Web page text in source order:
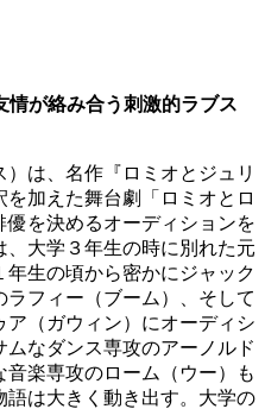
が絡み合う刺激的ラブス
は、名作『ロミオとジュリ
加えた舞台劇「ロミオとロ
優を決めるオーディションを
大学３年生の時に別れた元
生の頃から密かにジャック
フィー（ブーム）、そして
（ガウィン）にオーディシ
なダンス専攻のアーノルド
音楽専攻のローム（ウー）も
は大きく動き出す。大学の